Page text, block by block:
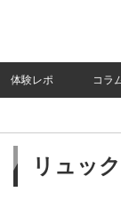
体験レポ コラ
リュッ